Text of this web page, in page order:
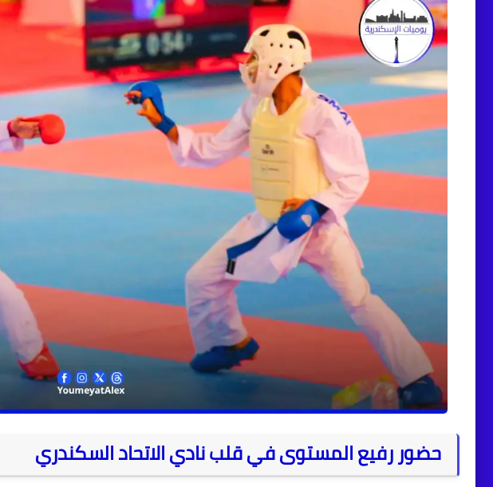
حضور رفيع المستوى في قلب نادي الاتحاد السكندري